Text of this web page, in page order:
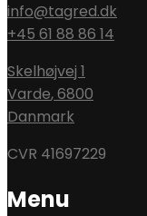
info@tagred.dk
+45 61 88 86 14
Skelhøjvej 1
Varde,6800
Danmark
CVR 41697229
Menu